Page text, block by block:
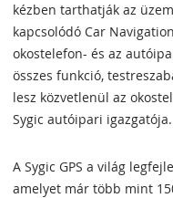
kézben tarthatják az
kapcsolódó Car
okostelefon- és az
összes funkció,
lesz közvetlenül az
Sygic autóipari igazgatója.
A Sygic GPS a világ
amelyet már több mint